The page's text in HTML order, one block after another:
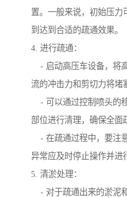
置。一般来说，初始压力
到达到合适的疏通效果。
4. 进行疏通：
- 启动高压车设备，将
流的冲击力和剪切力将堵
- 可以通过控制喷头的
部位进行清理，确保全面
- 在疏通过程中，要注
异常应及时停止操作并进
5. 清淤处理：
- 对于疏通出来的淤泥